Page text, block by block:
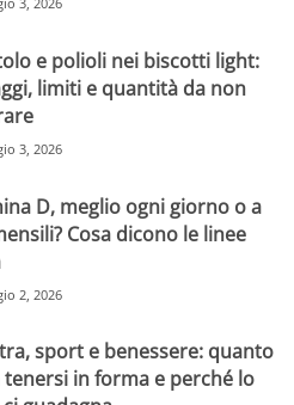
e polioli nei biscotti light:
limiti e quantità da non
3, 2026
D, meglio ogni giorno o a
Cosa dicono le linee
2, 2026
sport e benessere: quanto
tenersi in forma e perché lo